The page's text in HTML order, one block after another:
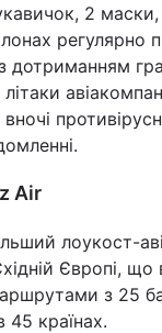
2 маски,
регулярно
дотриманням
вночі
Air
лоукост-
Європі,
з 25
45 країнах.